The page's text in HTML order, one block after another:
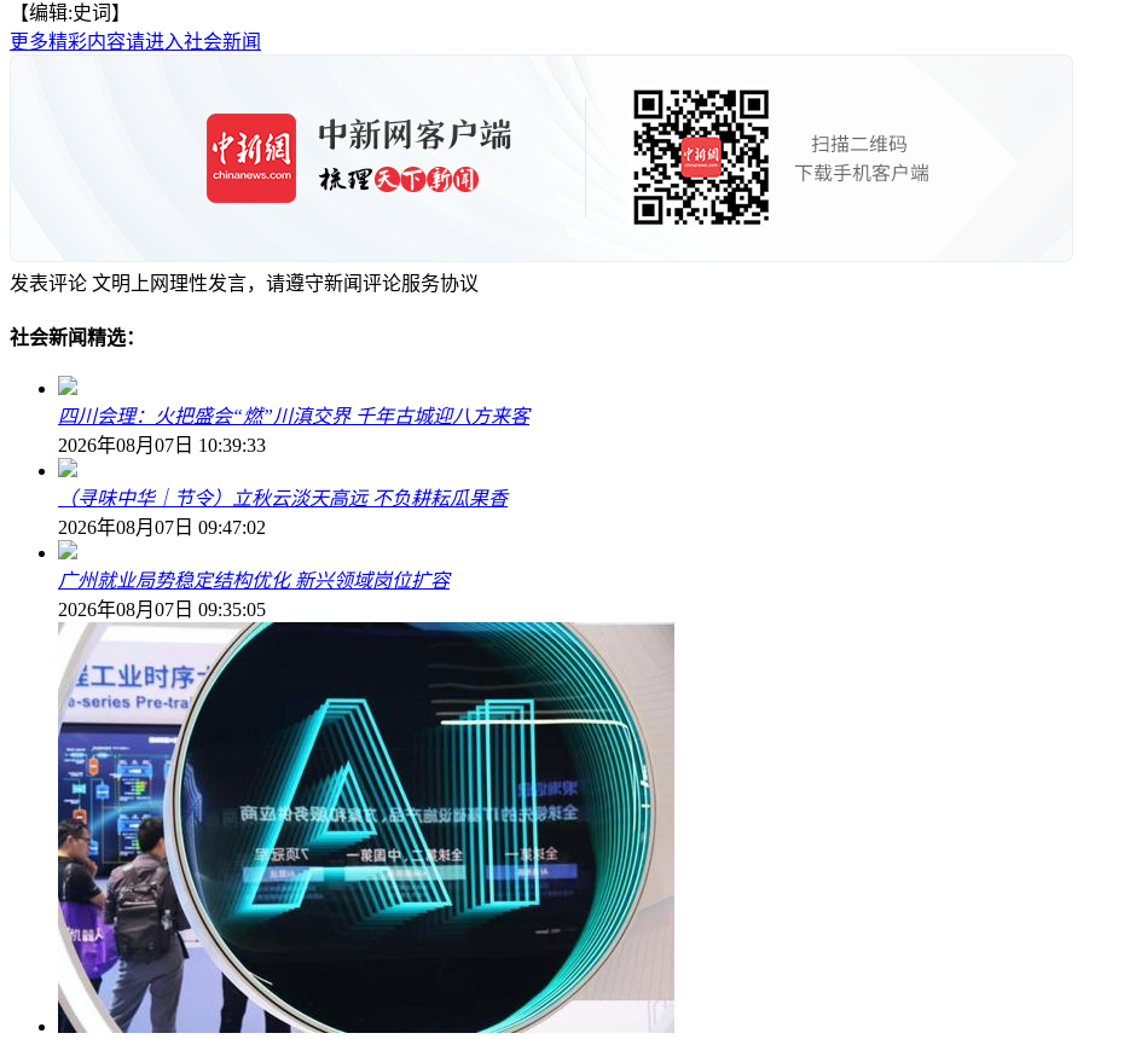
【编辑:史词】
更多精彩内容请进入社会新闻
发表评论 文明上网理性发言，请遵守新闻评论服务协议
社会新闻精选：
四川会理：火把盛会“燃”川滇交界 千年古城迎八方来客
2026年08月07日 10:39:33
（寻味中华｜节令）立秋云淡天高远 不负耕耘瓜果香
2026年08月07日 09:47:02
广州就业局势稳定结构优化 新兴领域岗位扩容
2026年08月07日 09:35:05